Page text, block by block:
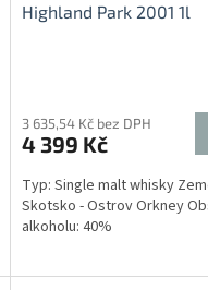
Highland Park 2001 1l
3 635,54 Kč bez DPH
4 399 Kč
Typ: Single malt whisky
Skotsko - Ostrov Orkney
alkoholu: 40%